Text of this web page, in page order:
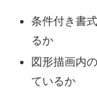
条件付き書
るか
図形描画内
ているか